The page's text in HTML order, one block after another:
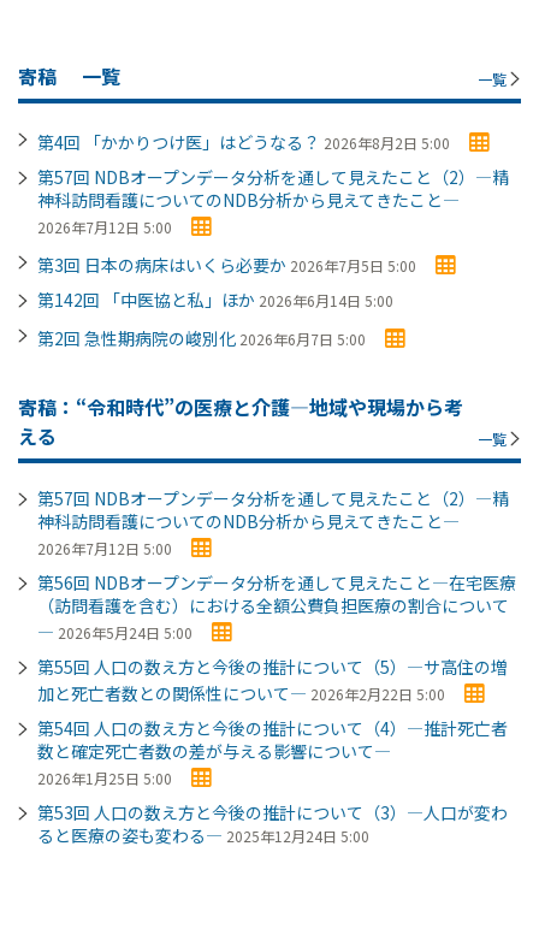
寄稿 一覧 一覧
第4回 「かかりつけ医」はどうなる？ 2026年8月2日 5:00
第57回 NDBオープンデータ分析を通して見えたこと（2）―精
神科訪問看護についてのNDB分析から見えてきたこと―
2026年7月12日 5:00
第3回 日本の病床はいくら必要か 2026年7月5日 5:00
第142回 「中医協と私」ほか 2026年6月14日 5:00
第2回 急性期病院の峻別化 2026年6月7日 5:00
寄稿：“令和時代”の医療と介護―地域や現場から考
える
一覧
第57回 NDBオープンデータ分析を通して見えたこと（2）―精
神科訪問看護についてのNDB分析から見えてきたこと―
2026年7月12日 5:00
第56回 NDBオープンデータ分析を通して見えたこと―在宅医療
（訪問看護を含む）における全額公費負担医療の割合について
― 2026年5月24日 5:00
第55回 人口の数え方と今後の推計について（5）―サ高住の増
加と死亡者数との関係性について― 2026年2月22日 5:00
第54回 人口の数え方と今後の推計について（4）―推計死亡者
数と確定死亡者数の差が与える影響について―
2026年1月25日 5:00
第53回 人口の数え方と今後の推計について（3）―人口が変わ
ると医療の姿も変わる― 2025年12月24日 5:00